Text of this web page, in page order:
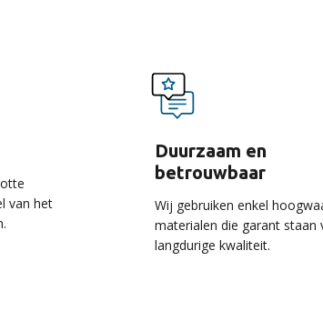
van het
Duurzaam en
betrouwbaar
Wij gebruiken enkel
materialen die garant staan
langdurige kwaliteit.